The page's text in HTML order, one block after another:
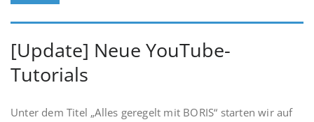
[Update] Neue YouTube-
Tutorials
Unter dem Titel „Alles geregelt mit BORIS“ starten wir auf